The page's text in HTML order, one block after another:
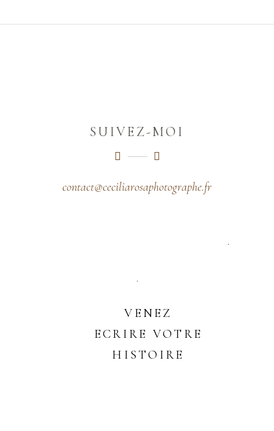
SUIVEZ-MOI
contact@ceciliarosaphotographe.fr
VENEZ
ECRIRE VOTRE
HISTOIRE